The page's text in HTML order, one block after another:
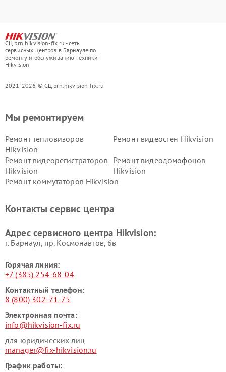
СЦ brn.hikvision-fix.ru - сеть
сервисных центров в Барнауле по
ремонту и обслуживанию техники
Hikvision
2021-2026 © СЦ brn.hikvision-fix.ru
Мы ремонтируем
Ремонт тепловизоров
Hikvision
Ремонт видеостен Hikvision
Ремонт видеорегистраторов
Hikvision
Ремонт видеодомофонов
Hikvision
Ремонт коммутаторов Hikvision
Контакты сервис центра
Адрес сервисного центра Hikvision:
г. Барнаул, ​пр. Космонавтов, 6в
Горячая линия:
+7 (385) 254-68-04
Контактный телефон:
8 (800) 302-71-75
Электронная почта:
info@hikvision-fix.ru
для юридических лиц
manager@fix-hikvision.ru
График работы: